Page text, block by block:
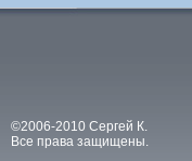
©2006-2010 Сергей К.
Все права защищены.